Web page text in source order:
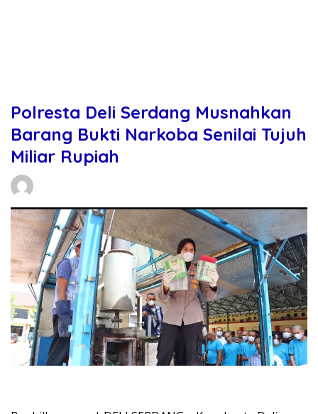
Polresta Deli Serdang Musnahkan
Barang Bukti Narkoba Senilai Tujuh
Miliar Rupiah